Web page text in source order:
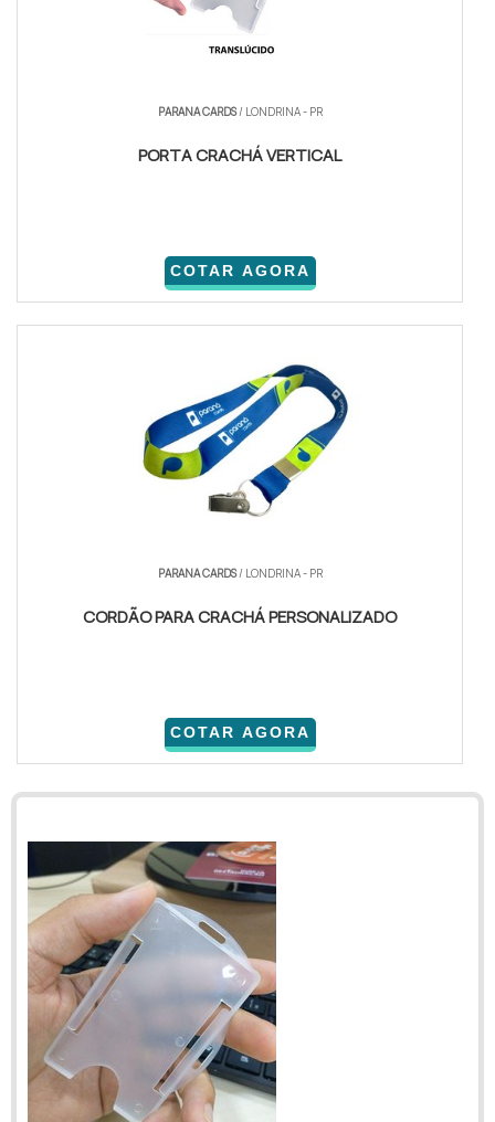
PARANA CARDS/ LONDRINA - PR
PORTA CRACHÁ VERTICAL
COTAR AGORA
PARANA CARDS/ LONDRINA - PR
CORDÃO PARA CRACHÁ PERSONALIZADO
COTAR AGORA